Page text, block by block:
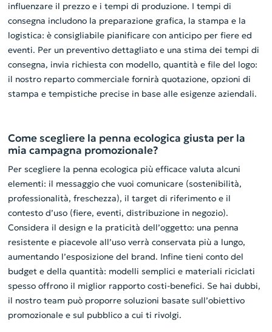
influenzare il prezzo e i tempi di produzione. I tempi di
consegna includono la preparazione grafica, la stampa e la
logistica: è consigliabile pianificare con anticipo per fiere ed
eventi. Per un preventivo dettagliato e una stima dei tempi di
consegna, invia richiesta con modello, quantità e file del logo:
il nostro reparto commerciale fornirà quotazione, opzioni di
stampa e tempistiche precise in base alle esigenze aziendali.
Come scegliere la penna ecologica giusta per la
mia campagna promozionale?
Per scegliere la penna ecologica più efficace valuta alcuni
elementi: il messaggio che vuoi comunicare (sostenibilità,
professionalità, freschezza), il target di riferimento e il
contesto d’uso (fiere, eventi, distribuzione in negozio).
Considera il design e la praticità dell’oggetto: una penna
resistente e piacevole all’uso verrà conservata più a lungo,
aumentando l’esposizione del brand. Infine tieni conto del
budget e della quantità: modelli semplici e materiali riciclati
spesso offrono il miglior rapporto costi-benefici. Se hai dubbi,
il nostro team può proporre soluzioni basate sull’obiettivo
promozionale e sul pubblico a cui ti rivolgi.